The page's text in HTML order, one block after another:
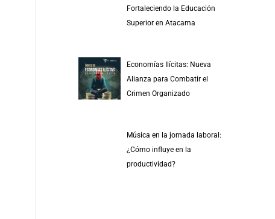
Fortaleciendo la Educación
Superior en Atacama
Economías Ilícitas: Nueva
Alianza para Combatir el
Crimen Organizado
Música en la jornada laboral:
¿Cómo influye en la
productividad?